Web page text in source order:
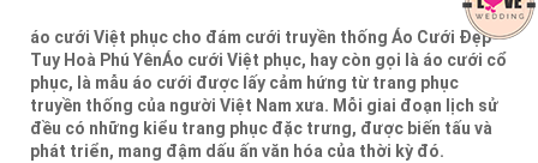
áo cưới Việt phục cho đám cưới truyền thống Áo Cưới Đẹp
Tuy Hoà Phú YênÁo cưới Việt phục, hay còn gọi là áo cưới cổ
phục, là mẫu áo cưới được lấy cảm hứng từ trang phục
truyền thống của người Việt Nam xưa. Mỗi giai đoạn lịch sử
đều có những kiểu trang phục đặc trưng, được biến tấu và
phát triển, mang đậm dấu ấn văn hóa của thời kỳ đó.